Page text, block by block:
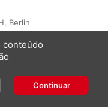
Berlin
conteúdo
Continuar